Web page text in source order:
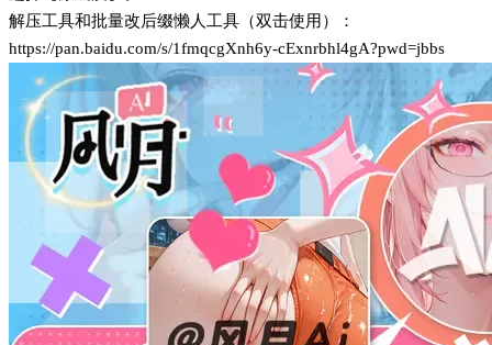
解压工具和批量改后缀懒人工具（双击使用）：
https://pan.baidu.com/s/1fmqcgXnh6y-cExnrbhl4gA?pwd=jbbs